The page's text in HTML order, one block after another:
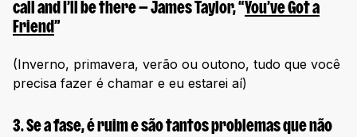
call and I’ll be there— James Taylor, “You’ve Got a
Friend”
(Inverno, primavera, verão ou outono, tudo que você
precisa fazer é chamar e eu estarei aí)
3.Se a fase, é ruim e são tantos problemas que não